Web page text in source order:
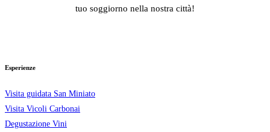
tuo soggiorno nella nostra città!
Esperienze
Visita guidata San Miniato
Visita Vicoli Carbonai
Degustazione Vini